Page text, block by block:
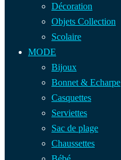
Décoration
Objets Collection
Scolaire
MODE
Bijoux
Bonnet & Echarpe
Casquettes
Serviettes
Sac de plage
Chaussettes